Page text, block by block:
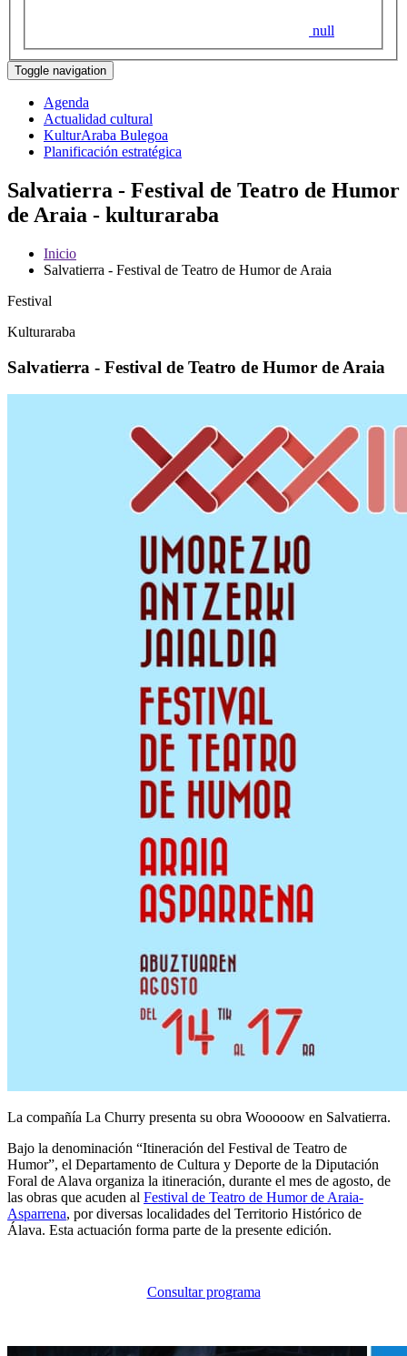
null
Toggle navigation
Agenda
Actualidad cultural
KulturAraba Bulegoa
Planificación estratégica
Salvatierra - Festival de Teatro de Humor
de Araia - kulturaraba
Inicio
Salvatierra - Festival de Teatro de Humor de Araia
Festival
Kulturaraba
Salvatierra - Festival de Teatro de Humor de Araia
La compañía La Churry presenta su obra Wooooow en Salvatierra.
Bajo la denominación “Itineración del Festival de Teatro de
Humor”, el Departamento de Cultura y Deporte de la Diputación
Foral de Alava organiza la itineración, durante el mes de agosto, de
las obras que acuden al Festival de Teatro de Humor de Araia-
Asparrena, por diversas localidades del Territorio Histórico de
Álava. Esta actuación forma parte de la presente edición.
Consultar programa